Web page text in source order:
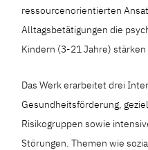
ressourcenorientierten
Alltagsbetätigungen die
Kindern (3-21 Jahre)
Das Werk erarbeitet drei
Gesundheitsförderung,
Risikogruppen sowie
Störungen. Themen wie